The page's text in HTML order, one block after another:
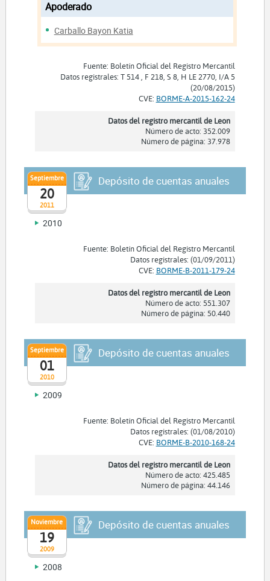
Apoderado
Carballo Bayon Katia
Fuente: Boletín Oficial del Registro Mercantil
Datos registrales: T 514 , F 218, S 8, H LE 2770, I/A 5
(20/08/2015)
CVE: BORME-A-2015-162-24
Datos del registro mercantil de Leon
Número de acto: 352.009
Número de página: 37.978
2011
Septiembre
20
Depósito de cuentas anuales
2010
Fuente: Boletín Oficial del Registro Mercantil
Datos registrales: (01/09/2011)
CVE: BORME-B-2011-179-24
Datos del registro mercantil de Leon
Número de acto: 551.307
Número de página: 50.440
2010
Septiembre
01
Depósito de cuentas anuales
2009
Fuente: Boletín Oficial del Registro Mercantil
Datos registrales: (01/08/2010)
CVE: BORME-B-2010-168-24
Datos del registro mercantil de Leon
Número de acto: 425.485
Número de página: 44.146
2009
Noviembre
19
Depósito de cuentas anuales
2008